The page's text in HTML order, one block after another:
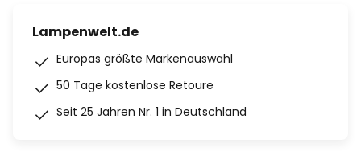
Lampenwelt.de
Europas größte Markenauswahl
50 Tage kostenlose Retoure
Seit 25 Jahren Nr. 1 in Deutschland